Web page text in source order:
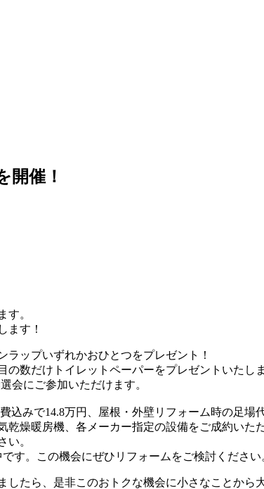
開催！
す。
ます！
ップいずれかおひとつをプレゼント！
数だけトイレットペーパーをプレゼントいたし
会にご参加いただけます。
みで14.8万円、屋根・外壁リフォーム時の足場
燥暖房機、各メーカー指定の設備をご成約い
い。
す。この機会にぜひリフォームをご検討ください
たら、是非このおトクな機会に小さなことから